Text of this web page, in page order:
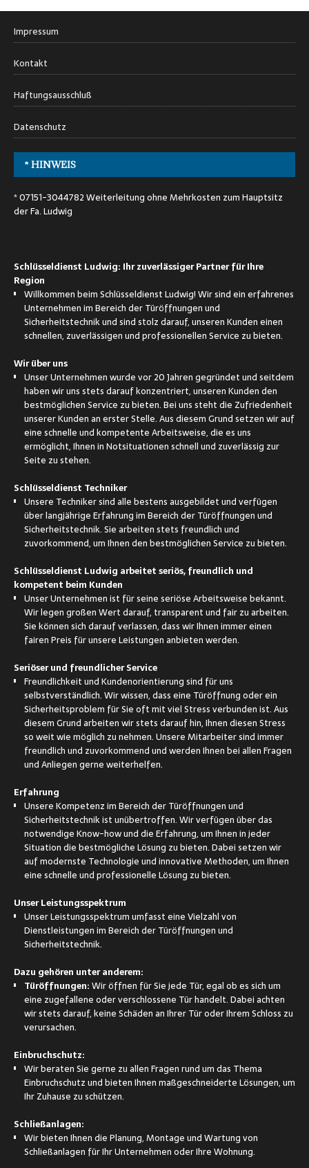
Impressum
Kontakt
Haftungsausschluß
Datenschutz
* HINWEIS
* 07151-3044782 Weiterleitung ohne Mehrkosten zum Hauptsitz
der Fa. Ludwig
Schlüsseldienst Ludwig: Ihr zuverlässiger Partner für Ihre
Region
Willkommen beim Schlüsseldienst Ludwig! Wir sind ein erfahrenes
Unternehmen im Bereich der Türöffnungen und
Sicherheitstechnik und sind stolz darauf, unseren Kunden einen
schnellen, zuverlässigen und professionellen Service zu bieten.
Wir über uns
Unser Unternehmen wurde vor 20 Jahren gegründet und seitdem
haben wir uns stets darauf konzentriert, unseren Kunden den
bestmöglichen Service zu bieten. Bei uns steht die Zufriedenheit
unserer Kunden an erster Stelle. Aus diesem Grund setzen wir auf
eine schnelle und kompetente Arbeitsweise, die es uns
ermöglicht, Ihnen in Notsituationen schnell und zuverlässig zur
Seite zu stehen.
Schlüsseldienst Techniker
Unsere Techniker sind alle bestens ausgebildet und verfügen
über langjährige Erfahrung im Bereich der Türöffnungen und
Sicherheitstechnik. Sie arbeiten stets freundlich und
zuvorkommend, um Ihnen den bestmöglichen Service zu bieten.
Schlüsseldienst Ludwig arbeitet seriös, freundlich und
kompetent beim Kunden
Unser Unternehmen ist für seine seriöse Arbeitsweise bekannt.
Wir legen großen Wert darauf, transparent und fair zu arbeiten.
Sie können sich darauf verlassen, dass wir Ihnen immer einen
fairen Preis für unsere Leistungen anbieten werden.
Seriöser und freundlicher Service
Freundlichkeit und Kundenorientierung sind für uns
selbstverständlich. Wir wissen, dass eine Türöffnung oder ein
Sicherheitsproblem für Sie oft mit viel Stress verbunden ist. Aus
diesem Grund arbeiten wir stets darauf hin, Ihnen diesen Stress
so weit wie möglich zu nehmen. Unsere Mitarbeiter sind immer
freundlich und zuvorkommend und werden Ihnen bei allen Fragen
und Anliegen gerne weiterhelfen.
Erfahrung
Unsere Kompetenz im Bereich der Türöffnungen und
Sicherheitstechnik ist unübertroffen. Wir verfügen über das
notwendige Know-how und die Erfahrung, um Ihnen in jeder
Situation die bestmögliche Lösung zu bieten. Dabei setzen wir
auf modernste Technologie und innovative Methoden, um Ihnen
eine schnelle und professionelle Lösung zu bieten.
Unser Leistungsspektrum
Unser Leistungsspektrum umfasst eine Vielzahl von
Dienstleistungen im Bereich der Türöffnungen und
Sicherheitstechnik.
Dazu gehören unter anderem:
Türöffnungen:Wir öffnen für Sie jede Tür, egal ob es sich um
eine zugefallene oder verschlossene Tür handelt. Dabei achten
wir stets darauf, keine Schäden an Ihrer Tür oder Ihrem Schloss zu
verursachen.
Einbruchschutz:
Wir beraten Sie gerne zu allen Fragen rund um das Thema
Einbruchschutz und bieten Ihnen maßgeschneiderte Lösungen, um
Ihr Zuhause zu schützen.
Schließanlagen:
Wir bieten Ihnen die Planung, Montage und Wartung von
Schließanlagen für Ihr Unternehmen oder Ihre Wohnung.